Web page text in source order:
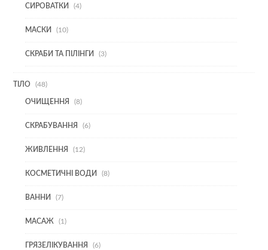
СИРОВАТКИ
44
МАСКИ
1010
СКРАБИ ТА ПІЛІНГИ
33
ТІЛО 4848
ОЧИЩЕННЯ
88
СКРАБУВАННЯ
66
ЖИВЛЕННЯ
1212
КОСМЕТИЧНІ ВОДИ
88
ВАННИ
77
МАСАЖ
11
ГРЯЗЕЛІКУВАННЯ
66